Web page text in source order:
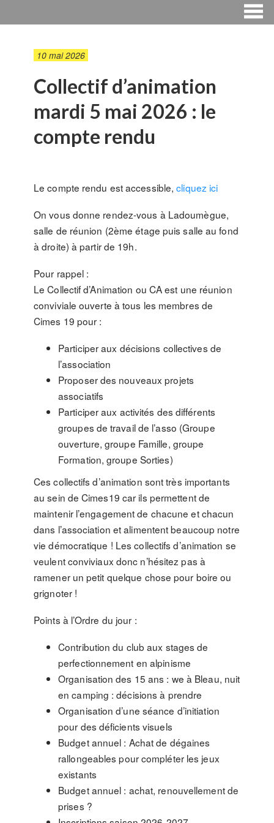
10 mai 2026
Collectif d’animation
mardi 5 mai 2026 : le
compte rendu
Le compte rendu est accessible,cliquez ici
On vous donne rendez-vous à Ladoumègue,
salle de réunion (2ème étage puis salle au fond
à droite) à partir de 19h.
Pour rappel :
Le Collectif d’Animation ou CA est une réunion
conviviale ouverte à tous les membres de
Cimes 19 pour :
Participer aux décisions collectives de
l’association
Proposer des nouveaux projets
associatifs
Participer aux activités des différents
groupes de travail de l’asso (Groupe
ouverture, groupe Famille, groupe
Formation, groupe Sorties)
Ces collectifs d’animation sont très importants
au sein de Cimes19 car ils permettent de
maintenir l’engagement de chacune et chacun
dans l’association et alimentent beaucoup notre
vie démocratique ! Les collectifs d’animation se
veulent conviviaux donc n’hésitez pas à
ramener un petit quelque chose pour boire ou
grignoter !
Points à l’Ordre du jour :
Contribution du club aux stages de
perfectionnement en alpinisme
Organisation des 15 ans : we à Bleau, nuit
en camping : décisions à prendre
Organisation d’une séance d’initiation
pour des déficients visuels
Budget annuel : Achat de dégaines
rallongeables pour compléter les jeux
existants
Budget annuel : achat, renouvellement de
prises ?